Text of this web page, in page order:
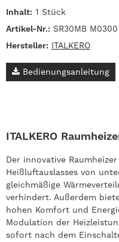
Inhalt: 1 Stück
Artikel-Nr.: SR30MB M0300
Hersteller: ITALKERO
Bedienungsanleitung
ITALKERO
Der innovative
Heißluftauslasses von
gleichmäßige
verhindert. Außerdem
hohen Komfort und
Modulation der
sofort nach dem